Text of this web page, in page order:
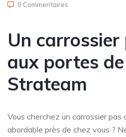
0 Commentaires
Un carrossier
aux portes
Strateam
Vous cherchez un carrossier pas
abordable près de chez vous ?